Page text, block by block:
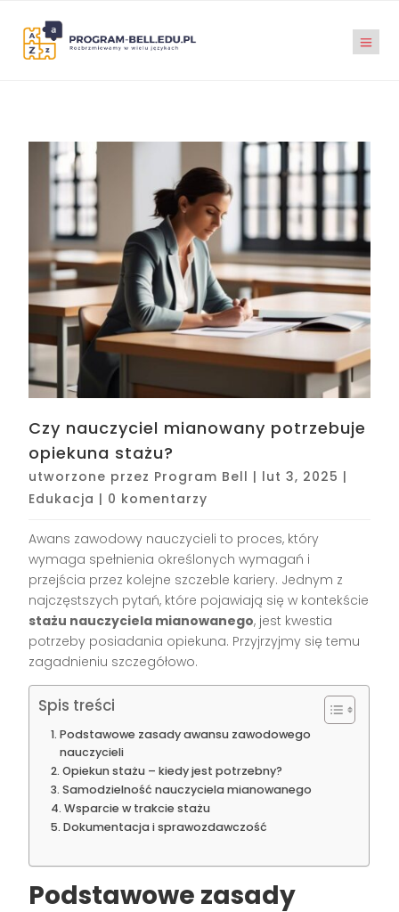
Czy nauczyciel mianowany potrzebuje
opiekuna stażu?
utworzone przez Program Bell | lut 3, 2025 |
Edukacja | 0 komentarzy
Awans zawodowy nauczycieli to proces, który
wymaga spełnienia określonych wymagań i
przejścia przez kolejne szczeble kariery. Jednym z
najczęstszych pytań, które pojawiają się w kontekście
stażu nauczyciela mianowanego, jest kwestia
potrzeby posiadania opiekuna. Przyjrzyjmy się temu
zagadnieniu szczegółowo.
Spis treści
Podstawowe zasady awansu zawodowego
nauczycieli
Opiekun stażu – kiedy jest potrzebny?
Samodzielność nauczyciela mianowanego
Wsparcie w trakcie stażu
Dokumentacja i sprawozdawczość
Podstawowe zasady